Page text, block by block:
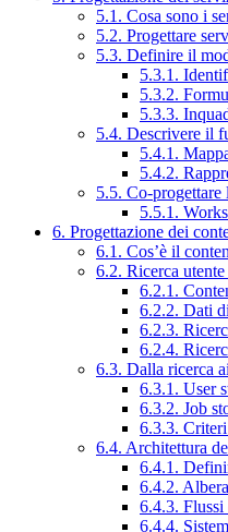
5.1. Cosa sono i
5.2. Progettare
5.3. Definire il
5.3.1.
5.3.2.
5.3.3.
5.4. Descrivere il
5.4.1.
5.4.2.
5.5. Co-progettare
5.5.1.
6. Progettazione dei
6.1. Cos’è il
6.2. Ricerca
6.2.1.
6.2.2. Dati
6.2.3.
6.2.4.
6.3. Dalla ricerca
6.3.1. User
6.3.2. Job
6.3.3.
6.4. Architettura
6.4.1.
6.4.2.
6.4.3.
6.4.4.